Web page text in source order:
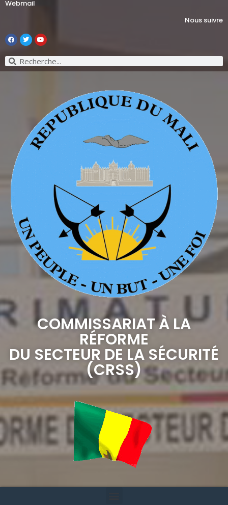
Webmail
Nous suivre
COMMISSARIAT À LA
RÉFORME
DU SECTEUR DE LA SÉCURITÉ
(CRSS)